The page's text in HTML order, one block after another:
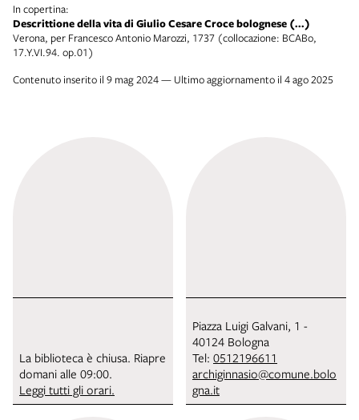
In copertina:
Descrittione della vita di Giulio Cesare Croce bolognese (...)
Verona, per Francesco Antonio Marozzi, 1737 (collocazione: BCABo,
17.Y.VI.94. op.01)
Contenuto inserito il 9 mag 2024 — Ultimo aggiornamento il 4 ago 2025
La biblioteca è chiusa. Riapre
domani alle 09:00.
Leggi tutti gli orari.
Piazza Luigi Galvani, 1 -
40124 Bologna
Tel: 0512196611
archiginnasio@comune.bolo
gna.it